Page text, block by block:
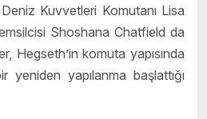
Kuvvetleri Komutanı Lisa
Shoshana Chatfield da
Hegseth’in komuta yapısında
yeniden yapılanma başlattığı